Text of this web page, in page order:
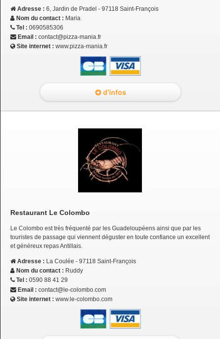
Adresse : 6, Jardin de Pradel - 97118 Saint-François
Nom du contact : Maria
Tel : 0690585306
Email : contact@pizza-mania.fr
Site internet : www.pizza-mania.fr
d'infos
Restaurant Le Colombo
Le Colombo est très fréquenté par les Guadeloupéens ainsi que par les
touristes de passage qui viennent déguster en toute confiance un excellent
et généreux repas Antillais.
Adresse : La Coulée - 97118 Saint-François
Nom du contact : Ruddy
Tel : 0590 88 41 29
Email : contact@le-colombo.com
Site internet : www.le-colombo.com